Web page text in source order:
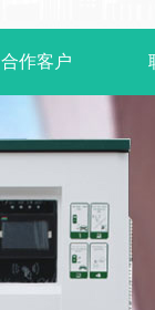
合作客户